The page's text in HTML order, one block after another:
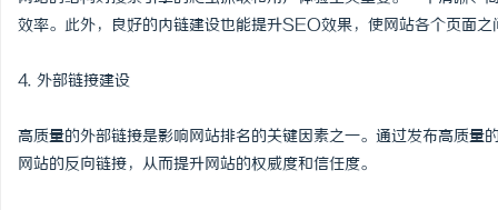
效率。此外，良好的内链建设也能提升SEO效果，使网站各个页面
4. 外部链接建设
高质量的外部链接是影响网站排名的关键因素之一。通过发布高质
网站的反向链接，从而提升网站的权威度和信任度。